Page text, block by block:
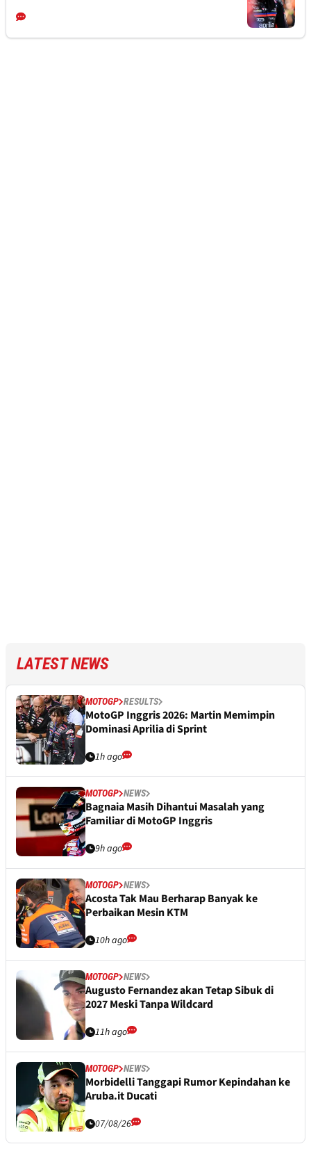
LATEST NEWS
MOTOGP RESULTS
MotoGP Inggris 2026: Martin Memimpin
Dominasi Aprilia di Sprint
1h ago
MOTOGP NEWS
Bagnaia Masih Dihantui Masalah yang
Familiar di MotoGP Inggris
9h ago
MOTOGP NEWS
Acosta Tak Mau Berharap Banyak ke
Perbaikan Mesin KTM
10h ago
MOTOGP NEWS
Augusto Fernandez akan Tetap Sibuk di
2027 Meski Tanpa Wildcard
11h ago
MOTOGP NEWS
Morbidelli Tanggapi Rumor Kepindahan ke
Aruba.it Ducati
07/08/26